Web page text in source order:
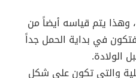
وهذا يتم قياسه أيضاً من
في بداية الحمل جداً
الولادة.
والتي تكون على شكل